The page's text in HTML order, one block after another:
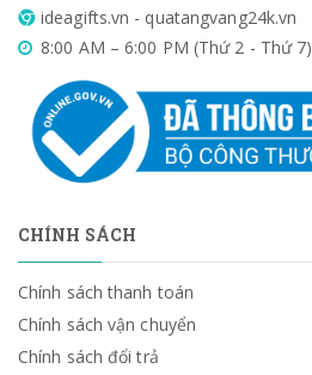
ideagifts.vn - quatangvang24k.vn
8:00 AM – 6:00 PM (Thứ 2 - Thứ 7)
CHÍNH SÁCH
Chính sách thanh toán
Chính sách vận chuyển
Chính sách đổi trả